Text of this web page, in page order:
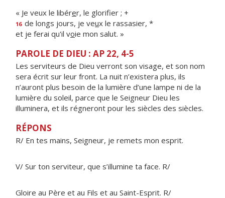
« Je veux le libérer, le glorifier ; +
16 de longs jours, je veux le rassasier, *
et je ferai qu'il voie mon salut. »
PAROLE DE DIEU : AP 22, 4-5
Les serviteurs de Dieu verront son visage, et son nom
sera écrit sur leur front. La nuit n’existera plus, ils
n’auront plus besoin de la lumière d’une lampe ni de la
lumière du soleil, parce que le Seigneur Dieu les
illuminera, et ils régneront pour les siècles des siècles.
RÉPONS
R/ En tes mains, Seigneur, je remets mon esprit.
V/ Sur ton serviteur, que s’illumine ta face. R/
Gloire au Père et au Fils et au Saint-Esprit. R/